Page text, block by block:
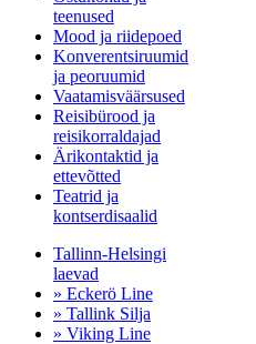
teenused
Mood ja riidepoed
Konverentsiruumid
ja peoruumid
Vaatamisväärsused
Reisibürood ja
reisikorraldajad
Ärikontaktid ja
ettevõtted
Teatrid ja
kontserdisaalid
Tallinn-Helsingi
laevad
» Eckerö Line
» Tallink Silja
» Viking Line